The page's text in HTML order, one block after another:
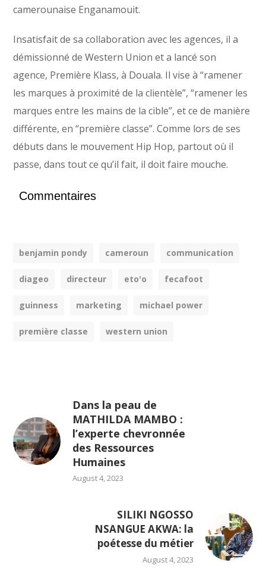
camerounaise Enganamouit.
Insatisfait de sa collaboration avec les agences, il a
démissionné de Western Union et a lancé son
agence, Première Klass, à Douala. Il vise à “ramener
les marques à proximité de la clientèle”, “ramener les
marques entre les mains de la cible”, et ce de manière
différente, en “première classe”. Comme lors de ses
débuts dans le mouvement Hip Hop, partout où il
passe, dans tout ce qu’il fait, il doit faire mouche.
Commentaires
benjamin pondy cameroun communication
diageo directeur eto'o fecafoot
guinness marketing michael power
première classe western union
Dans la peau de
MATHILDA MAMBO :
l’experte chevronnée
des Ressources
Humaines
August 4, 2023
SILIKI NGOSSO
NSANGUE AKWA: la
poétesse du métier
August 4, 2023